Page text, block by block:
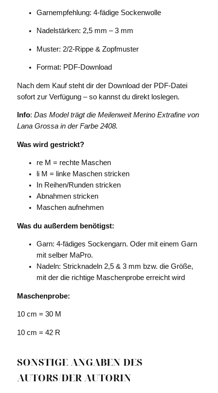
Garnempfehlung: 4-fädige Sockenwolle
Nadelstärken: 2,5 mm – 3 mm
Muster: 2/2-Rippe & Zopfmuster
Format: PDF-Download
Nach dem Kauf steht dir der Download der PDF-Datei
sofort zur Verfügung – so kannst du direkt loslegen.
Info: Das Model trägt die Meilenweit Merino Extrafine von
Lana Grossa in der Farbe 2408.
Was wird gestrickt?
re M = rechte Maschen
li M = linke Maschen stricken
In Reihen/Runden stricken
Abnahmen stricken
Maschen aufnehmen
Was du außerdem benötigst:
Garn: 4-fädiges Sockengarn. Odermit einem Garn
mit selber MaPro.
Nadeln: Stricknadeln 2,5 & 3 mm bzw. die Größe,
mit der die richtige Maschenprobe erreicht wird
Maschenprobe:
10 cm = 30 M
10 cm = 42 R
SONSTIGE ANGABEN DES
AUTORS/DER AUTORIN